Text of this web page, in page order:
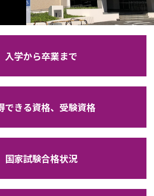
入学から卒業まで
できる資格、受験資格
国家試験合格状況